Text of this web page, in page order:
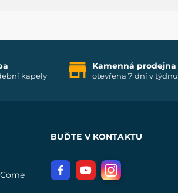
kapely
Kamenná prodejna
otevřena 7 dní v týdnu
BUĎTE V KONTAKTU